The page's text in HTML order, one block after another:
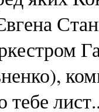
тебе